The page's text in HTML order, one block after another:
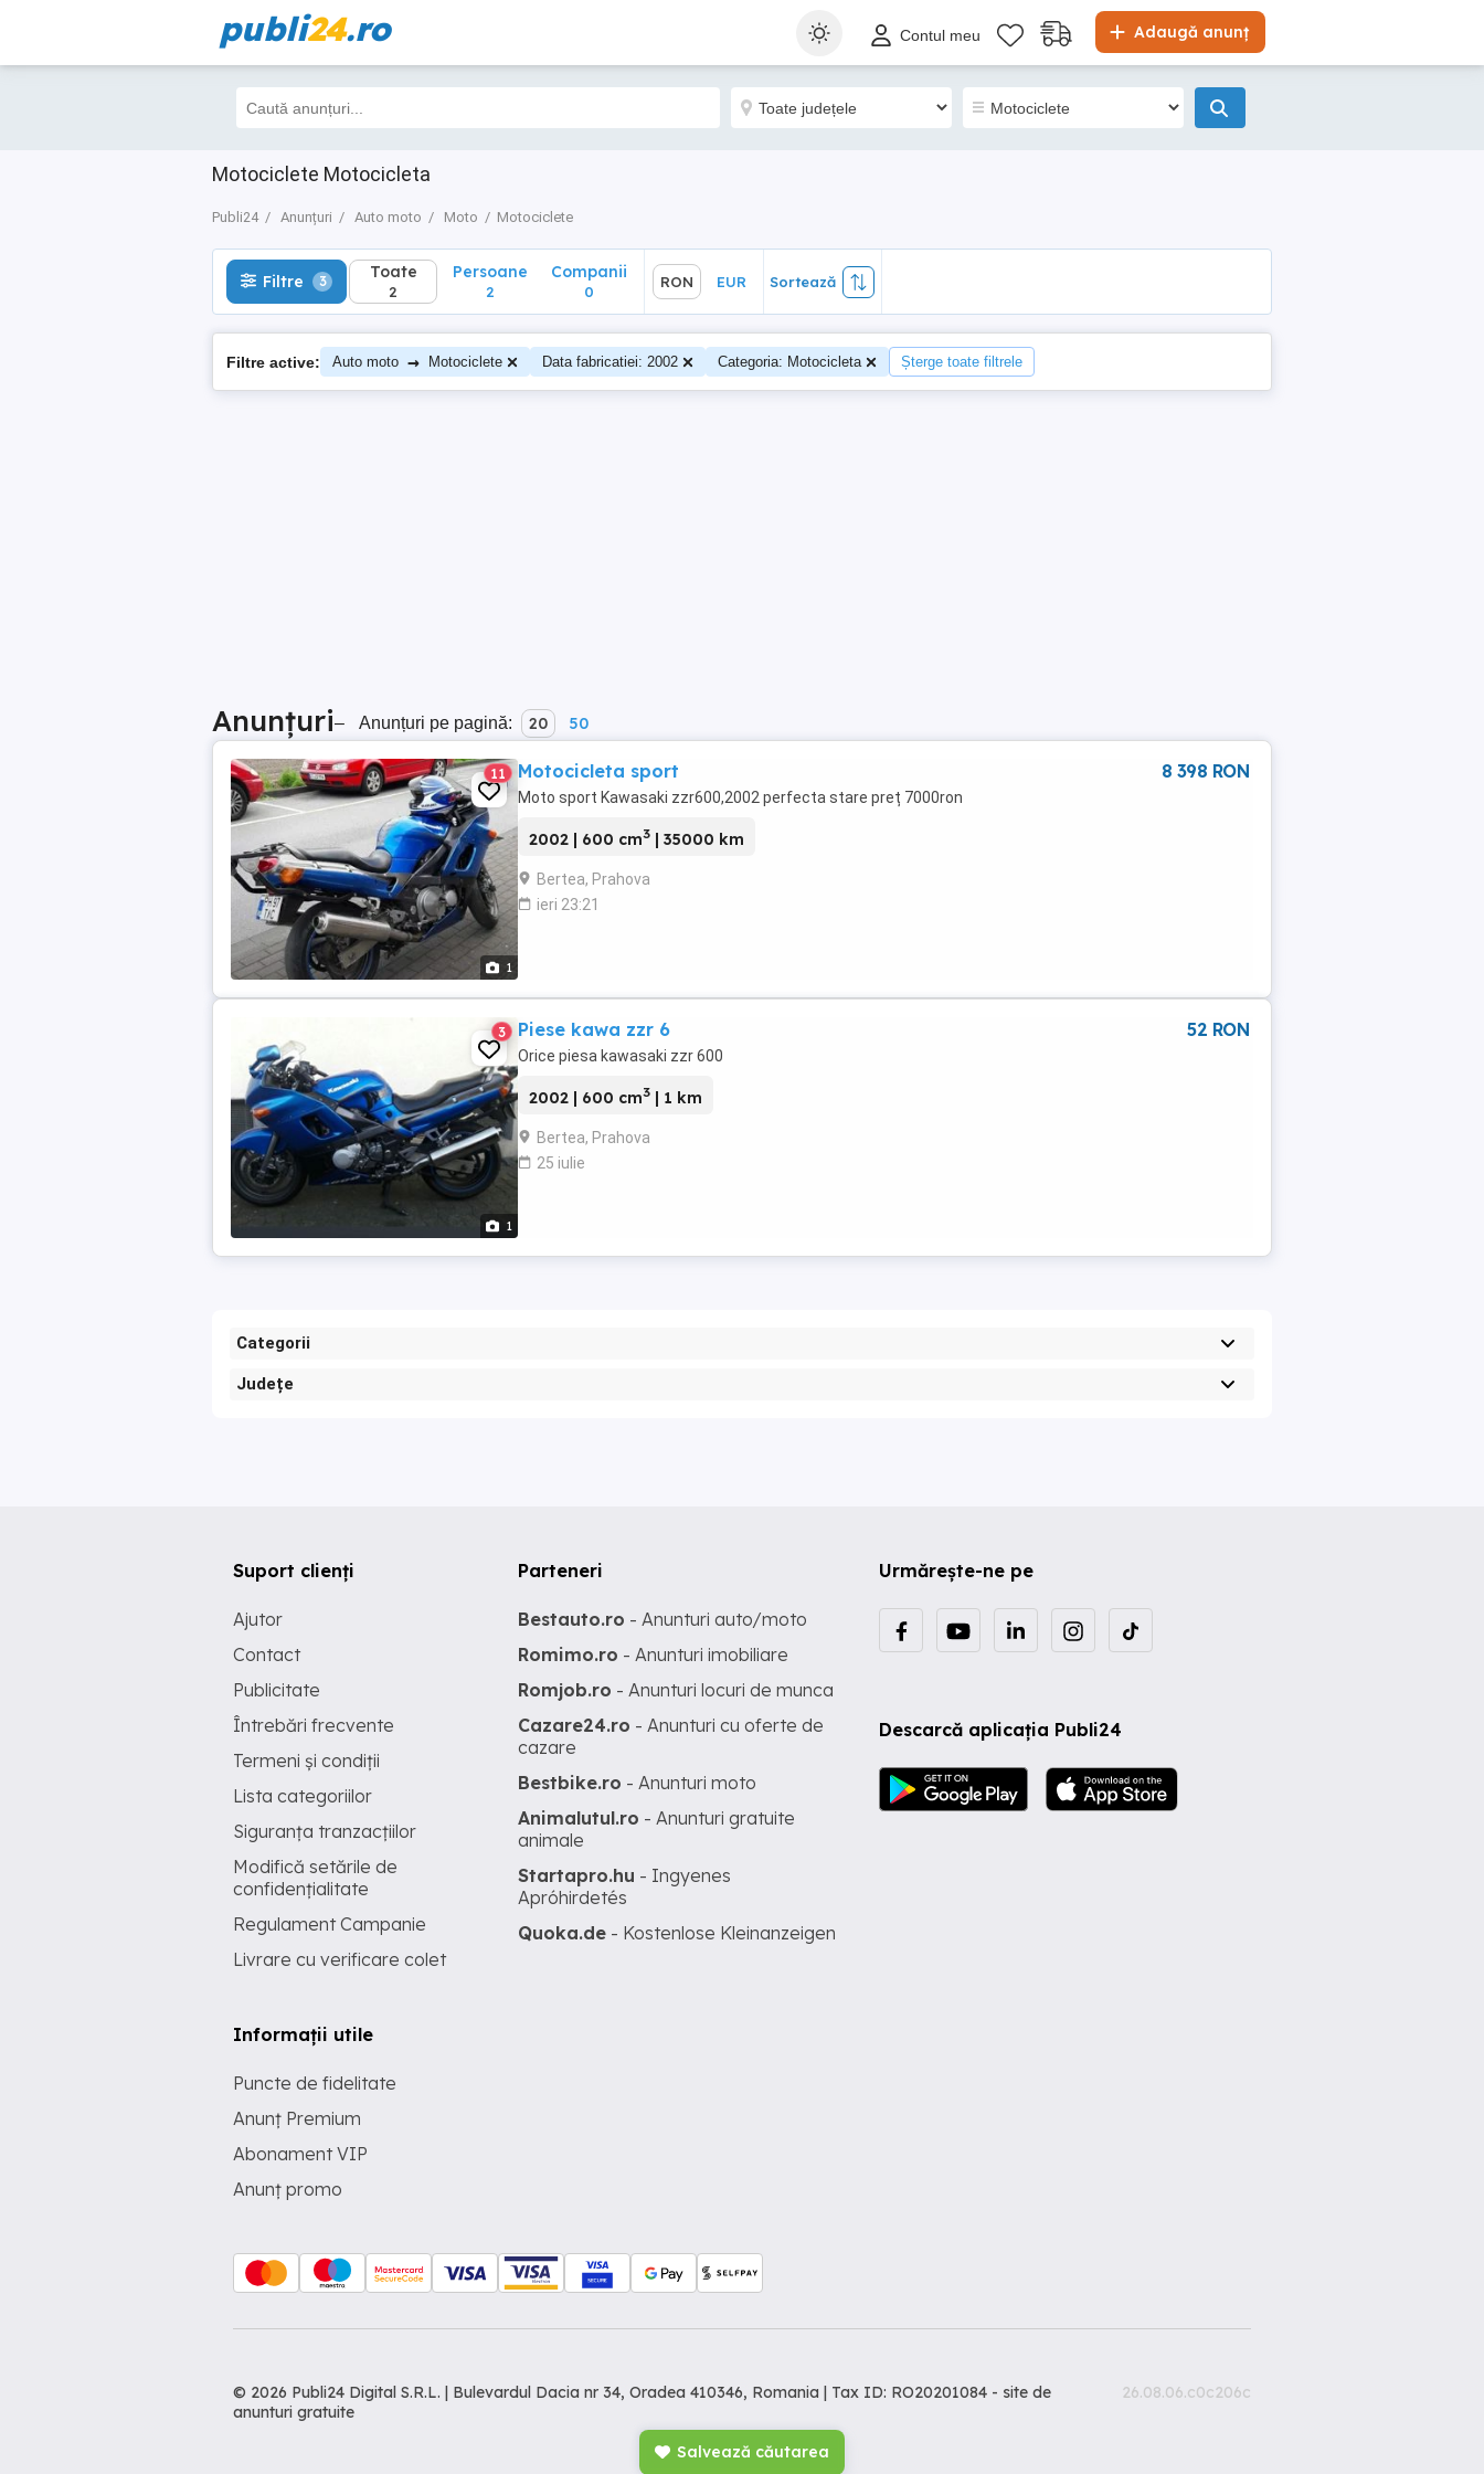
publi24.ro Adaugă anunț
Contul meu
Motociclete Motocicleta
Publi24 Anunțuri Auto moto Moto Motociclete
Filtre 3 Toate
2
Sortează
Filtre 3 Toate
2
Persoane
2
Companii
0
RON EUR Sortează
Filtre active: Auto moto → Motociclete Data fabricatiei: 2002 Categoria: Motocicleta Șterge toate filtrele
Anunțuri– Anunțuri pe pagină: 20 50
1
11 Motocicleta sport
Moto sport Kawasaki zzr600,2002 perfecta stare preț 7000ron
2002 | 600 cm3 | 35000 km
Bertea, Prahova
ieri 23:21
8 398 RON
1
3 Piese kawa zzr 6
Orice piesa kawasaki zzr 600
2002 | 600 cm3 | 1 km
Bertea, Prahova
25 iulie
52 RON
Categorii
Județe
Salvează căutarea
Urmărește-ne pe
Descarcă aplicația Publi24
Suport clienți
Ajutor
Contact
Publicitate
Întrebări frecvente
Termeni și condiții
Lista categoriilor
Siguranța tranzacțiilor
Modifică setările de
confidențialitate
Regulament Campanie
Livrare cu verificare colet
Informații utile
Puncte de fidelitate
Anunț Premium
Abonament VIP
Anunț promo
Parteneri
Bestauto.ro - Anunturi auto/moto
Romimo.ro - Anunturi imobiliare
Romjob.ro - Anunturi locuri de munca
Cazare24.ro - Anunturi cu oferte de
cazare
Bestbike.ro - Anunturi moto
Animalutul.ro - Anunturi gratuite
animale
Startapro.hu - Ingyenes
Apróhirdetés
Quoka.de - Kostenlose Kleinanzeigen
© 2026 Publi24 Digital S.R.L. | Bulevardul Dacia nr 34, Oradea 410346, Romania | Tax ID: RO20201084 - site de
anunturi gratuite
26.08.06.c0c206c